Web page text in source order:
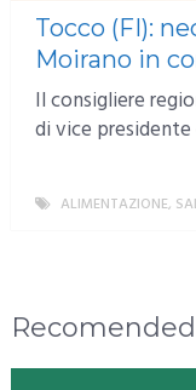
Tocco (FI):
Moirano in
Il consigliere
di vice
ALIMENTAZIONE,